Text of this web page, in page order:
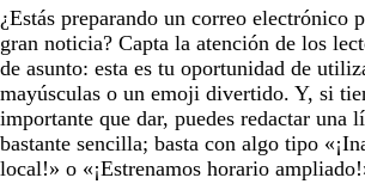
¿Estás preparando un correo electrónico
gran noticia? Capta la atención de los
de asunto: esta es tu oportunidad de
mayúsculas o un emoji divertido. Y, si
importante que dar, puedes redactar una
bastante sencilla; basta con algo tipo
local!» o «¡Estrenamos horario